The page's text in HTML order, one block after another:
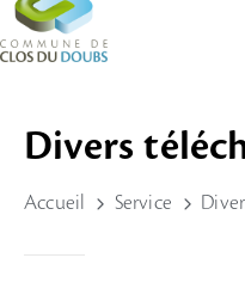
Administration
Guichet
Divers
Accueil Service